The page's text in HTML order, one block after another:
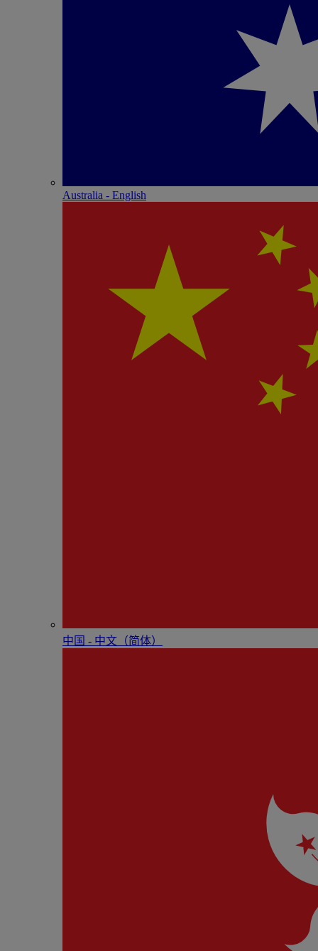
Australia - English
中国 - 中⽂（简体）